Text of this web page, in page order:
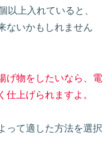
以上入れていると、
ないかもしれません
げ物をしたいなら、電
上げられますよ。
って適した方法を選択